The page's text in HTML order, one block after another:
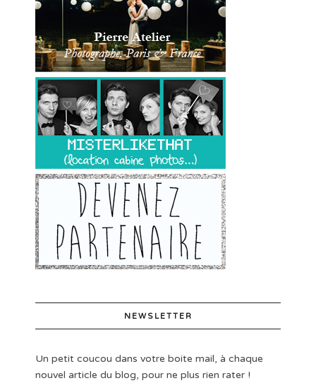
NEWSLETTER
Un petit coucou dans votre boite mail, à chaque
nouvel article du blog, pour ne plus rien rater !